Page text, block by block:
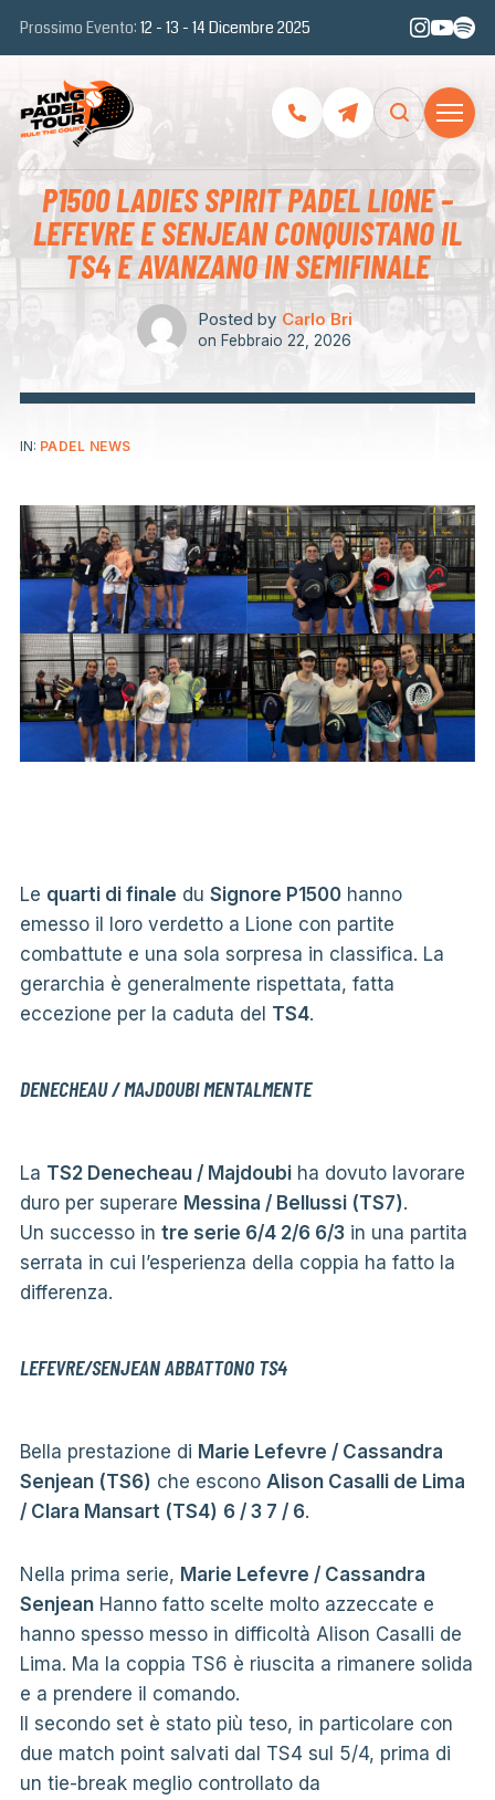
Prossimo Evento: 12 - 13 - 14 Dicembre 2025
P1500 LADIES SPIRIT PADEL LIONE –
LEFEVRE E SENJEAN CONQUISTANO IL
TS4 E AVANZANO IN SEMIFINALE
Posted by Carlo Bri
on Febbraio 22, 2026
IN: PADEL NEWS
Le quarti di finale du Signore P1500hanno
emesso il loro verdetto a Lione con partite
combattute e una sola sorpresa in classifica. La
gerarchia è generalmente rispettata, fatta
eccezione per la caduta del TS4.
DENECHEAU / MAJDOUBI MENTALMENTE
La TS2 Denecheau / Majdoubiha dovuto lavorare
duro per superare Messina / Bellussi (TS7).
Un successo in tre serie 6/4 2/6 6/3in una partita
serrata in cui l’esperienza della coppia ha fatto la
differenza.
LEFEVRE/SENJEAN ABBATTONO TS4
Bella prestazione di Marie Lefevre / Cassandra
Senjean (TS6) che escono Alison Casalli de Lima
/ Clara Mansart (TS4) 6 / 3 7 / 6.
Nella prima serie, Marie Lefevre / Cassandra
SenjeanHanno fatto scelte molto azzeccate e
hanno spesso messo in difficoltà Alison Casalli de
Lima. Ma la coppia TS6 è riuscita a rimanere solida
e a prendere il comando.
Il secondo set è stato più teso, in particolare con
due match point salvati dal TS4 sul 5/4, prima di
un tie-break meglio controllato da